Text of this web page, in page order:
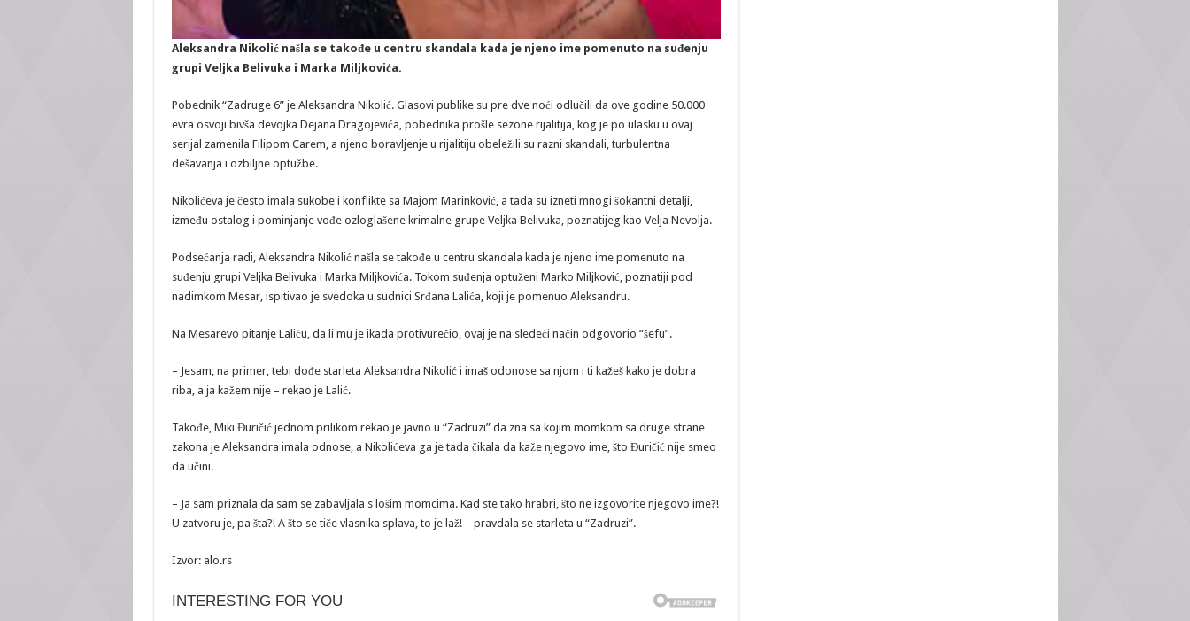
Aleksandra Nikolić našla se takođe u centru skandala kada je njeno ime pomenuto na suđenju
grupi Veljka Belivuka i Marka Miljkovića.
Pobednik “Zadruge 6” je Aleksandra Nikolić. Glasovi publike su pre dve noći odlučili da ove godine 50.000
evra osvoji bivša devojka Dejana Dragojevića, pobednika prošle sezone rijalitija, kog je po ulasku u ovaj
serijal zamenila Filipom Carem, a njeno boravljenje u rijalitiju obeležili su razni skandali, turbulentna
dešavanja i ozbiljne optužbe.
Nikolićeva je često imala sukobe i konflikte sa Majom Marinković, a tada su izneti mnogi šokantni detalji,
između ostalog i pominjanje vođe ozloglašene krimalne grupe Veljka Belivuka, poznatijeg kao Velja Nevolja.
Podsećanja radi, Aleksandra Nikolić našla se takođe u centru skandala kada je njeno ime pomenuto na
suđenju grupi Veljka Belivuka i Marka Miljkovića. Tokom suđenja optuženi Marko Miljković, poznatiji pod
nadimkom Mesar, ispitivao je svedoka u sudnici Srđana Lalića, koji je pomenuo Aleksandru.
Na Mesarevo pitanje Laliću, da li mu je ikada protivurečio, ovaj je na sledeći način odgovorio “šefu”.
– Jesam, na primer, tebi dođe starleta Aleksandra Nikolić i imaš odonose sa njom i ti kažeš kako je dobra
riba, a ja kažem nije – rekao je Lalić.
Takođe, Miki Đuričić jednom prilikom rekao je javno u “Zadruzi” da zna sa kojim momkom sa druge strane
zakona je Aleksandra imala odnose, a Nikolićeva ga je tada čikala da kaže njegovo ime, što Đuričić nije smeo
da učini.
– Ja sam priznala da sam se zabavljala s lošim momcima. Kad ste tako hrabri, što ne izgovorite njegovo ime?!
U zatvoru je, pa šta?! A što se tiče vlasnika splava, to je laž! – pravdala se starleta u “Zadruzi”.
Izvor: alo.rs